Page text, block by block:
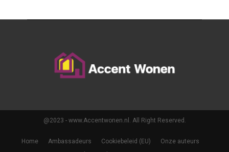
@2023 - www.Accentwonen.nl. All Right Reserved.
Home Ambassadeurs Cookiebeleid (EU)
Onze auteurs